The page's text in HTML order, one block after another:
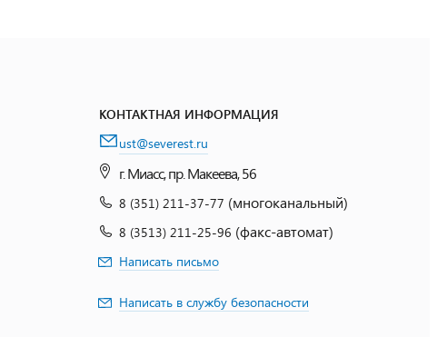
КОНТАКТНАЯ ИНФОРМАЦИЯ
ust@severest.ru
г. Миасс, пр. Макеева, 56
8 (351) 211-37-77 (многоканальный)
8 (3513) 211-25-96 (факс-автомат)
Написать письмо
Написать в службу безопасности